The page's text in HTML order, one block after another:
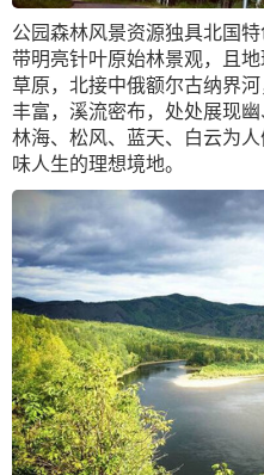
公园森林风景资源独具北国
带明亮针叶原始林景观，且
草原，北接中俄额尔古纳界
丰富，溪流密布，处处展现
林海、松风、蓝天、白云为
味人生的理想境地。